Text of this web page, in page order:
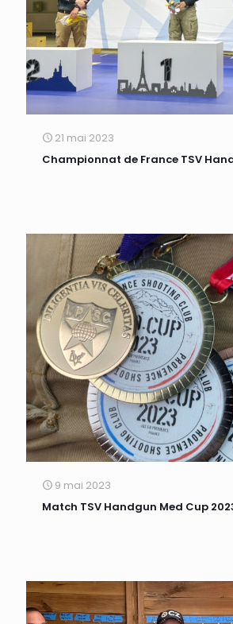
21 mai 2023
Championnat de France TSV
9 mai 2023
Match TSV Handgun Med Cup